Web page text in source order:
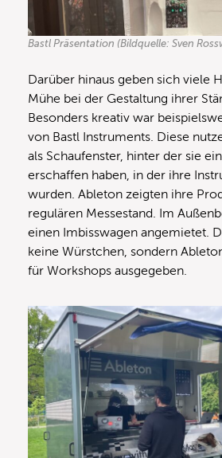
Bastl Präsentation (Bildquelle: Sven
Darüber hinaus geben sich viele
Mühe bei der Gestaltung ihrer
Besonders kreativ war
von Bastl Instruments. Diese
als Schaufenster, hinter der sie
erschaffen haben, in der ihre
wurden. Ableton zeigten ihre
regulären Messestand. Im
einen Imbisswagen angemietet.
keine Würstchen, sondern
für Workshops ausgegeben.